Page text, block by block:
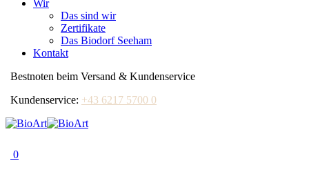
Wir
Das sind wir
Zertifikate
Das Biodorf Seeham
Kontakt
Bestnoten beim Versand & Kundenservice
Kundenservice: +43 6217 5700 0
0